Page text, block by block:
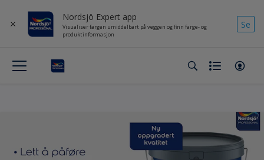
Nordsjö Expert app
Visualiser fargen umiddelbart på veggen og finn farge- og
produktinformasjon
Se